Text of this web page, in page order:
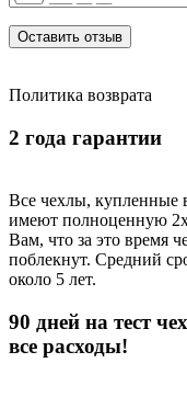
Оставить отзыв
Политика возврата
2 года гарантии
Все чехлы, купленные
имеют полноценную
Вам, что за это время
поблекнут. Средний
около 5 лет.
90 дней на тест
все расходы!